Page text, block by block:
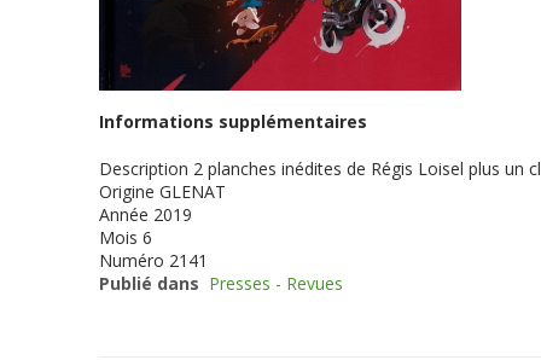
Informations supplémentaires
Description 2 planches inédites de Régis Loisel plus
Origine GLENAT
Année 2019
Mois 6
Numéro 2141
Publié dans Presses - Revues